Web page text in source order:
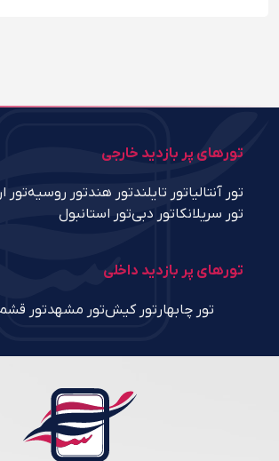
تورهای پر بازدید خارجی
تور آنتالیاتور تایلندتور هندتور روسیهتور
تور سریلانکاتور دبیتور استانبول
تورهای پر بازدید داخلی
تور چابهار تور کیشتور مشهدتور